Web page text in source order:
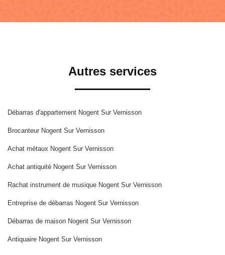
Autres services
Débarras d'appartement Nogent Sur Vernisson
Brocanteur Nogent Sur Vernisson
Achat métaux Nogent Sur Vernisson
Achat antiquité Nogent Sur Vernisson
Rachat instrument de musique Nogent Sur Vernisson
Entreprise de débarras Nogent Sur Vernisson
Débarras de maison Nogent Sur Vernisson
Antiquaire Nogent Sur Vernisson